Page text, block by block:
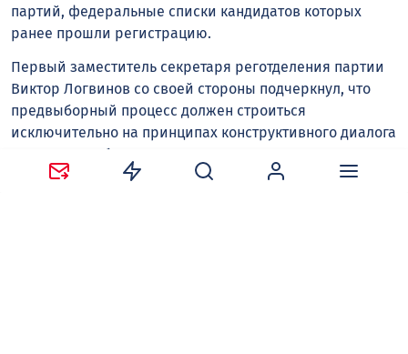
партий, федеральные списки кандидатов которых
ранее прошли регистрацию.
Первый заместитель секретаря реготделения партии
Виктор Логвинов со своей стороны подчеркнул, что
предвыборный процесс должен строиться
исключительно на принципах конструктивного диалога
и строгого соблюдения законодательства. Он отметил,
что главная задача — обеспечить максимально